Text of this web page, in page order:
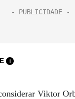
i
Viktor